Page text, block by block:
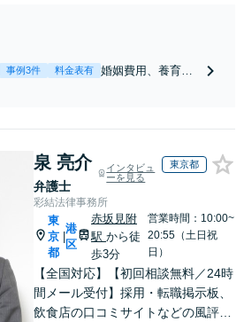
事例3件 料金表有
婚姻費用、養育
経験がありますの
で、お困りの方は
ご相談ください
【全国からオンラ
イン相談可｜土日
祝相談可】【サブ
スクプランあり／
セカンドオピニオ
ン可】【人形町駅5
分／日本橋駅7分】
泉 亮介
弁護士
インタビュ
ーを見る
東京都
彩結法律事務所
東
京
都
港
区
赤坂見附
駅 から徒
歩3分
営業時間：10:00~
20:55（土日祝
日）
【全国対応】【初回相談無料／24時
間メール受付】採用・転職掲示板、
飲食店の口コミサイトなどの風評被